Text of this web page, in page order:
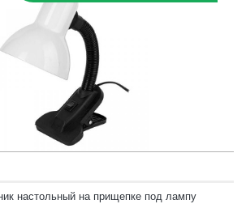
настольный на прищепке под лампу